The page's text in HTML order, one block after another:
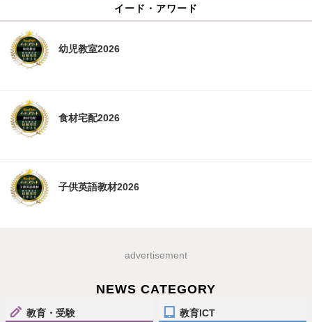
イード・アワード
幼児教室2026
食材宅配2026
子供英語教材2026
advertisement
NEWS CATEGORY
教育・受験 教育ICT